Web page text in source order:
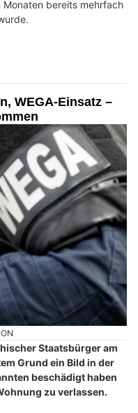
bereits mehrfach
WEGA-Einsatz –
Staatsbürger am
Grund ein Bild in der
beschädigt haben
zu verlassen.